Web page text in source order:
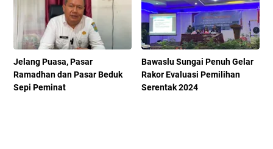
Jelang Puasa, Pasar
Ramadhan dan Pasar Beduk
Sepi Peminat
Bawaslu Sungai Penuh Gelar
Rakor Evaluasi Pemilihan
Serentak 2024